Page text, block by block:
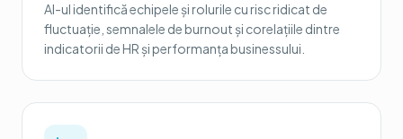
AI-ul identifică echipele și rolurile cu risc ridicat de
fluctuație, semnalele de burnout și corelațiile dintre
indicatorii de HR și performanța businessului.